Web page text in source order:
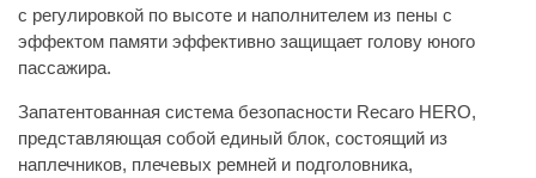
с регулировкой по высоте и наполнителем из пены с
эффектом памяти эффективно защищает голову юного
пассажира.
Запатентованная система безопасности Recaro HERO,
представляющая собой единый блок, состоящий из
наплечников, плечевых ремней и подголовника,